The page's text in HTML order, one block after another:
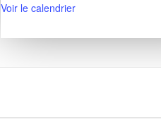
Voir le calendrier